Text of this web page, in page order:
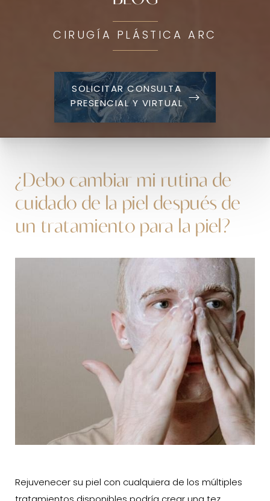
CIRUGÍA PLÁSTICA ARC
SOLICITAR CONSULTA
PRESENCIAL Y VIRTUAL
¿Debo cambiar mi rutina de
cuidado de la piel después de
un tratamiento para la piel?
Rejuvenecer su piel con cualquiera de los múltiples